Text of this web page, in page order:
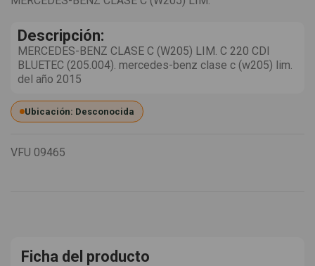
Descripción:
MERCEDES-BENZ CLASE C (W205) LIM. C 220 CDI
BLUETEC (205.004). mercedes-benz clase c (w205) lim.
del año 2015
Ubicación: Desconocida
VFU 09465
Ficha del producto